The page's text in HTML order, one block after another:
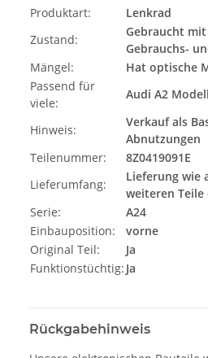
Produktart:
Lenkrad
Zustand:
Gebraucht
Gebrauchs-
Mängel:
Hat optische
Passend für
viele:
Audi A2
Hinweis:
Verkauf als
Abnutzungen
Teilenummer:
8Z0419091E
Lieferumfang:
Lieferung wie
weiteren Teile
Serie:
A24
Einbauposition:
vorne
Original Teil:
Ja
Funktionstüchtig: Ja
Rückgabehinweis